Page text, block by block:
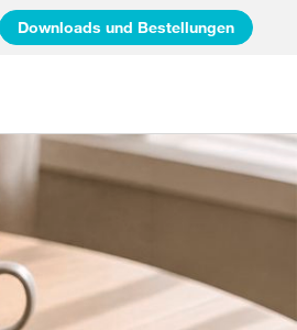
Downloads und Bestellungen